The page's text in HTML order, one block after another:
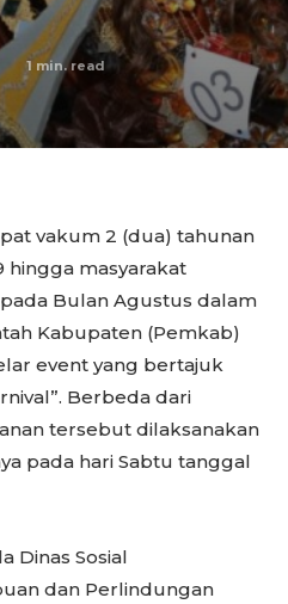
1 min. read
vakum 2 (dua) tahunan
hingga masyarakat
Bulan Agustus dalam
Kabupaten (Pemkab)
event yang bertajuk
Berbeda dari
tersebut dilaksanakan
pada hari Sabtu tanggal
Dinas Sosial
dan Perlindungan